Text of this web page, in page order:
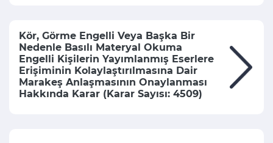
Kör, Görme Engelli Veya Başka Bir
Nedenle Basılı Materyal Okuma
Engelli Kişilerin Yayımlanmış Eserlere
Erişiminin Kolaylaştırılmasına Dair
Marakeş Anlaşmasının Onaylanması
Hakkında Karar (Karar Sayısı: 4509)